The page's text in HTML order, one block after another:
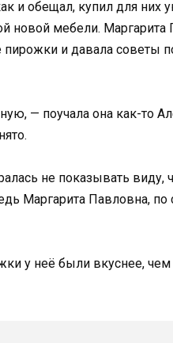
и обещал, купил для них
новой мебели. Маргарита
и давала советы
— поучала она как-то
не показывать виду,
Маргарита Павловна, по
у неё были вкуснее, чем